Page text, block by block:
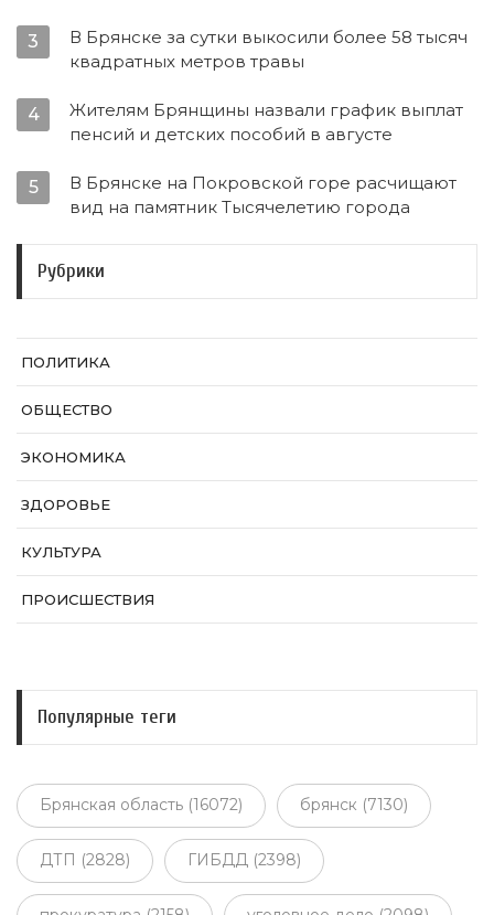
3
В Брянске за сутки выкосили более 58 тысяч
квадратных метров травы
4
Жителям Брянщины назвали график выплат
пенсий и детских пособий в августе
5
В Брянске на Покровской горе расчищают
вид на памятник Тысячелетию города
Рубрики
ПОЛИТИКА
ОБЩЕСТВО
ЭКОНОМИКА
ЗДОРОВЬЕ
КУЛЬТУРА
ПРОИСШЕСТВИЯ
Популярные теги
Брянская область (16072) брянск (7130)
ДТП (2828) ГИБДД (2398)